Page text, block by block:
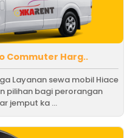
Commuter Harg..
Layanan sewa mobil Hiace
pilihan bagi perorangan
jemput ka ...